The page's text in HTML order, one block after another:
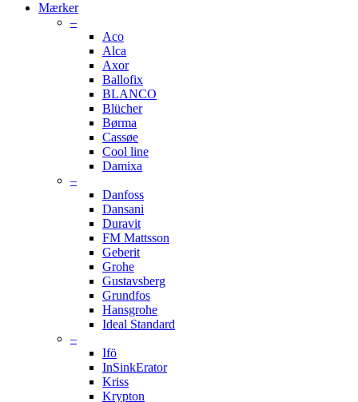
Mærker
–
Aco
Alca
Axor
Ballofix
BLANCO
Blücher
Børma
Cassøe
Cool line
Damixa
–
Danfoss
Dansani
Duravit
FM Mattsson
Geberit
Grohe
Gustavsberg
Grundfos
Hansgrohe
Ideal Standard
–
Ifö
InSinkErator
Kriss
Krypton